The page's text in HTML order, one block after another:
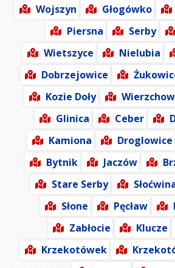
Wojszyn
Głogówko
Piersna
Serby
Wietszyce
Nielubia
Dobrzejowice
Kozie Doły
Glinica
Ceber
Kamiona
Droglowice
Bytnik
Jaczów
Stare Serby
Słone
Pęcław
Zabłocie
Klucze
Krzekotówek